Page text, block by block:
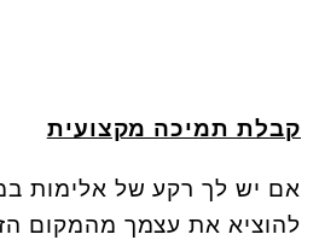
קבלת תמיכה מקצועית
אם יש לך רקע של אלימות
להוציא את עצמך מהמקום